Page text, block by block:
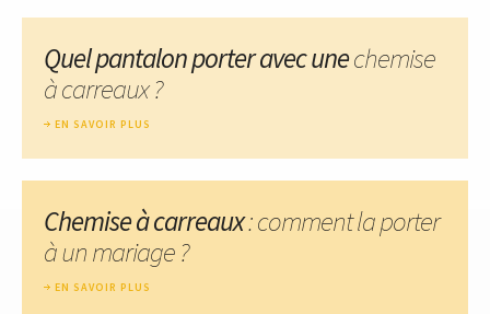
Quel pantalon porter avec unechemise
à carreaux ?
EN SAVOIR PLUS
Chemise à carreaux: comment la porter
à un mariage ?
EN SAVOIR PLUS